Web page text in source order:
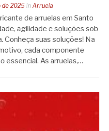
de 2025in Arruela
de arruelas em Santo
agilidade e soluções sob
Conheça suas soluções! Na
cada componente
essencial. As arruelas,…